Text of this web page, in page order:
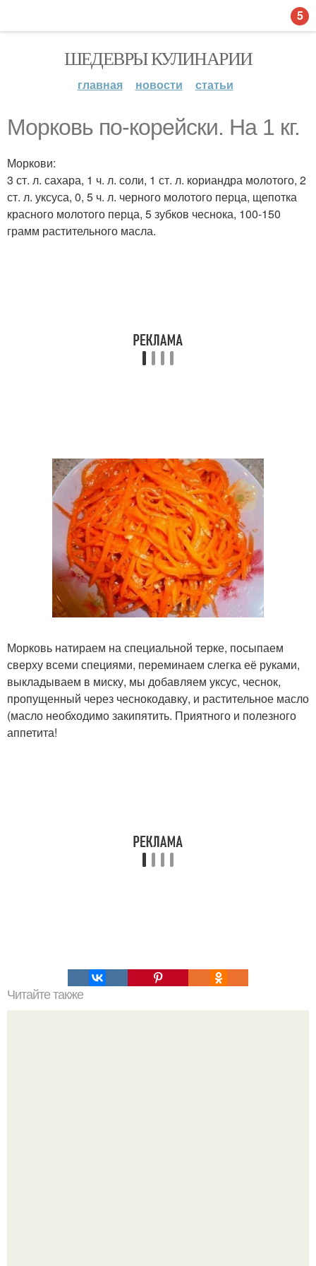
ШЕДЕВРЫ КУЛИНАРИИ
главная новости статьи
Морковь по-корейски. На 1 кг.
Моркови:
3 ст. л. сахара, 1 ч. л. соли, 1 ст. л. кориандра молотого, 2
ст. л. уксуса, 0, 5 ч. л. черного молотого перца, щепотка
красного молотого перца, 5 зубков чеснока, 100-150
грамм растительного масла.
Морковь натираем на специальной терке, посыпаем
сверху всеми специями, переминаем слегка её руками,
выкладываем в миску, мы добавляем уксус, чеснок,
пропущенный через чеснокодавку, и растительное масло
(масло необходимо закипятить. Приятного и полезного
аппетита!
Читайте также
5